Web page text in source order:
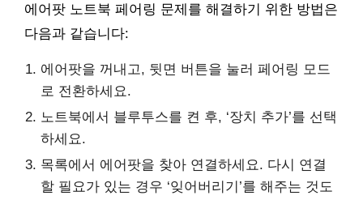
에어팟 노트북 페어링 문제를 해결하기 위한 방법은
다음과 같습니다:
에어팟을 꺼내고, 뒷면 버튼을 눌러 페어링 모드
로 전환하세요.
노트북에서 블루투스를 켠 후, ‘장치 추가’를 선택
하세요.
목록에서 에어팟을 찾아 연결하세요. 다시 연결
할 필요가 있는 경우 ‘잊어버리기’를 해주는 것도